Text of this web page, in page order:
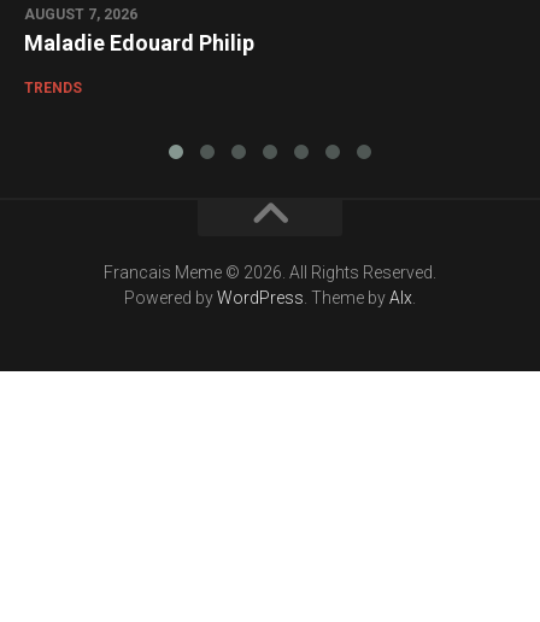
AUGUST 7, 2026
Maladie Edouard Philip
TRENDS
Francais Meme © 2026. All Rights Reserved.
Powered byWordPress . Theme byAlx